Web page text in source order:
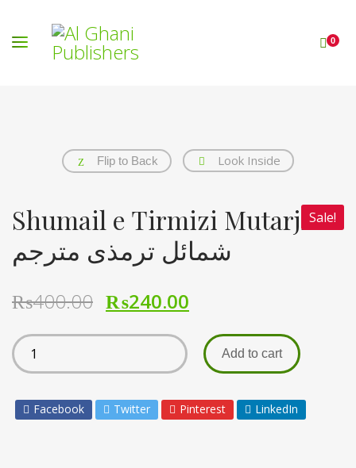
0
Flip to Back Look Inside
Sale!
Shumail e Tirmizi Mutarjim
شمائل ترمذی مترجم
₨400.00 ₨240.00
Add to cart
Facebook Twitter Pinterest LinkedIn